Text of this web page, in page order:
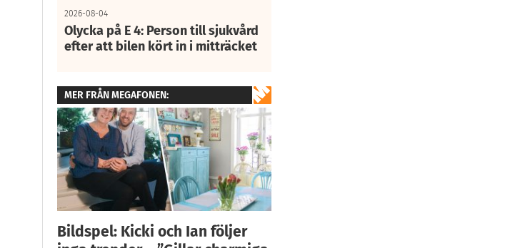
2026-08-04
Olycka på E 4: Person till sjukvård
efter att bilen kört in i mitträcket
MER FRÅN MEGAFONEN:
Bildspel: Kicki och Ian följer